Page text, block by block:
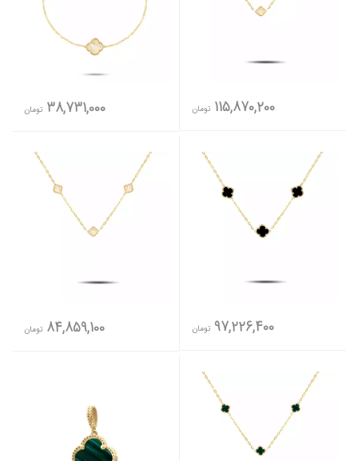
115,870,200 تومان 38,731,000 تومان
97,226,400 تومان 84,859,100 تومان